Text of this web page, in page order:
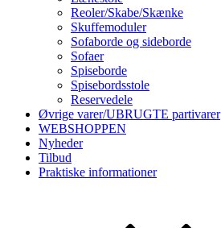
Reoler/Skabe/Skænke
Skuffemoduler
Sofaborde og sideborde
Sofaer
Spiseborde
Spisebordsstole
Reservedele
Øvrige varer/UBRUGTE partivarer
WEBSHOPPEN
Nyheder
Tilbud
Praktiske informationer